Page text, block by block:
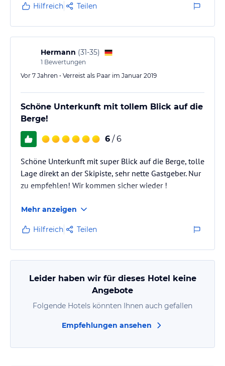
Hilfreich Teilen
Hermann (31-35)
1 Bewertungen
Vor 7 Jahren • Verreist als Paar im Januar 2019
Schöne Unterkunft mit tollem Blick auf die
Berge!
6 / 6
Schöne Unterkunft mit super Blick auf die Berge, tolle
Lage direkt an der Skipiste, sehr nette Gastgeber. Nur
zu empfehlen! Wir kommen sicher wieder !
Mehr anzeigen
Hilfreich Teilen
Leider haben wir für dieses Hotel keine
Angebote
Folgende Hotels könnten Ihnen auch gefallen
Empfehlungen ansehen